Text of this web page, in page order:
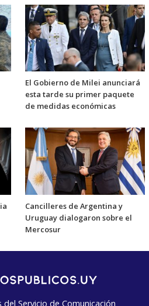
El Gobierno de Milei anunciará
esta tarde su primer paquete
de medidas económicas
Cancilleres de Argentina y
Uruguay dialogaron sobre el
Mercosur
Servicio de Comunicación